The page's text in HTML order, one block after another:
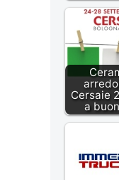
Cersaie
a